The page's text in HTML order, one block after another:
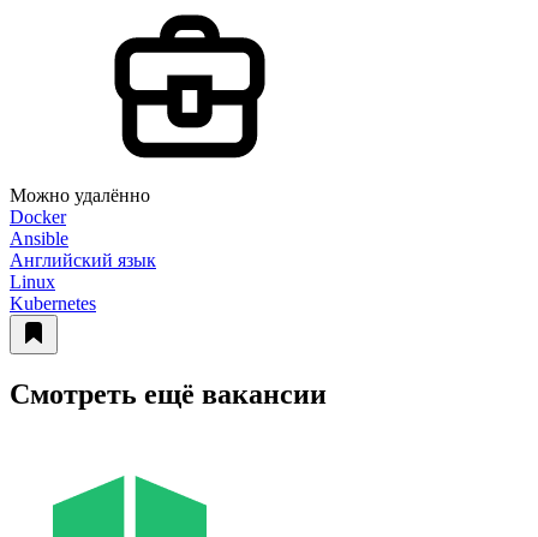
Можно удалённо
Docker
Ansible
Английский язык
Linux
Kubernetes
Смотреть ещё вакансии